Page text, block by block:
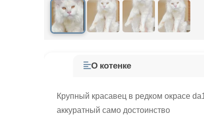
О котенке
Крупный красавец в редком окрасе
аккуратный само достоинство